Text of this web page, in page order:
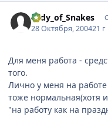
Lady_of_Snakes
28 Октября, 200421 г
Для меня работа -
того.
Лично у меня на
тоже нормальная(хотя
"на работу как на